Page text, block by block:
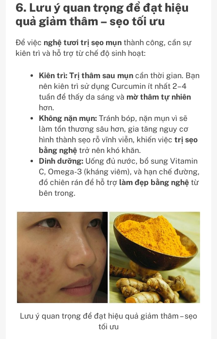
6. Lưu ý quan trọng để đạt hiệu
quả giảm thâm – sẹo tối ưu
Để việc nghệ tươi trị sẹo mụn thành công, cần sự
kiên trì và hỗ trợ từ chế độ sinh hoạt:
Kiên trì: Trị thâm sau mụn cần thời gian. Bạn
nên kiên trì sử dụng Curcumin ít nhất 2–4
tuần để thấy da sáng và mờ thâm tự nhiên
hơn.
Không nặn mụn: Tránh bóp, nặn mụn vì sẽ
làm tổn thương sâu hơn, gia tăng nguy cơ
hình thành sẹo rỗ vĩnh viễn, khiến việc trị sẹo
bằng nghệ trở nên khó khăn.
Dinh dưỡng: Uống đủ nước, bổ sung Vitamin
C, Omega-3 (kháng viêm), và hạn chế đường,
đồ chiên rán để hỗ trợ làm đẹp bằng nghệ từ
bên trong.
Lưu ý quan trọng để đạt hiệu quả giảm thâm – sẹo
tối ưu